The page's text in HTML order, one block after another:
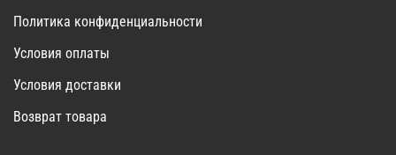
Политика конфиденциальности
Условия оплаты
Условия доставки
Возврат товара